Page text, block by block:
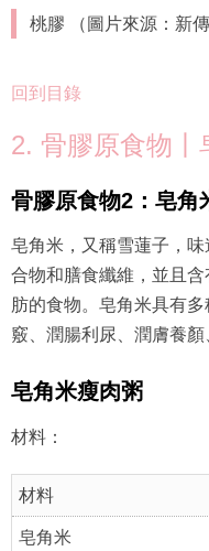
桃膠 （圖片來源：新傳
回到目錄
2. 骨膠原食物丨
骨膠原食物2：皂角
皂角米，又稱雪蓮子，
合物和膳食纖維，並且
肪的食物。皂角米具有
竅、潤腸利尿、潤膚養顏
皂角米瘦肉粥
材料：
材料
皂角米